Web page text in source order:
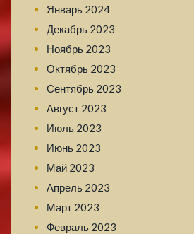
Январь 2024
Декабрь 2023
Ноябрь 2023
Октябрь 2023
Сентябрь 2023
Август 2023
Июль 2023
Июнь 2023
Май 2023
Апрель 2023
Март 2023
Февраль 2023